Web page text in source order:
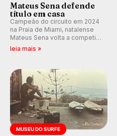
Mateus Sena defende
título em casa
Campeão do circuito em 2024
na Praia de Miami, natalense
Mateus Sena volta a competir
em casa em busca de manter a
leia mais »
MUSEU DO SURFE